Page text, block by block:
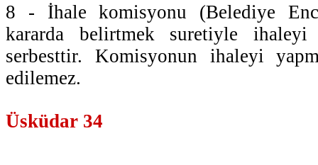
8 - İhale komisyonu (Belediye
kararda belirtmek suretiyle ihaleyi
serbesttir. Komisyonun ihaleyi
edilemez.
Üsküdar 34